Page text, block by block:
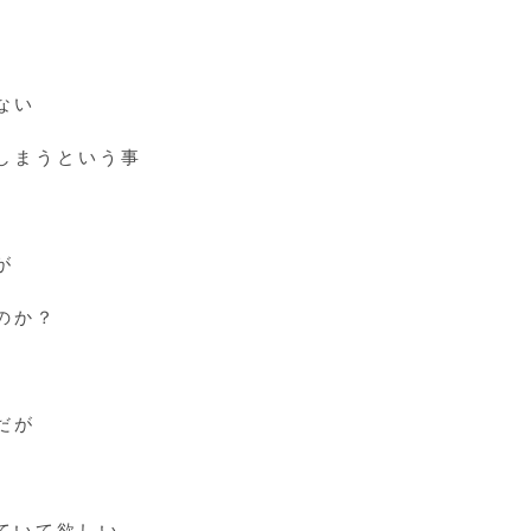
い
まうという事
か？
が